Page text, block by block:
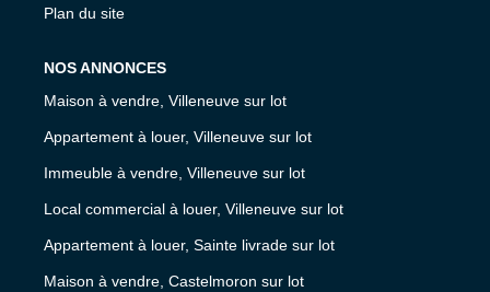
Plan du site
NOS ANNONCES
Maison à vendre, Villeneuve sur lot
Appartement à louer, Villeneuve sur lot
Immeuble à vendre, Villeneuve sur lot
Local commercial à louer, Villeneuve sur lot
Appartement à louer, Sainte livrade sur lot
Maison à vendre, Castelmoron sur lot